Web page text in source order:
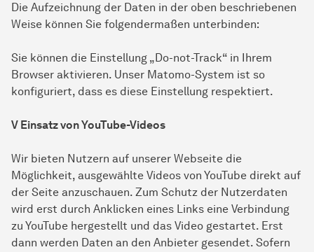
Die Aufzeichnung der Daten in der oben beschriebenen
Weise können Sie folgendermaßen unterbinden:
Sie können die Einstellung „Do-not-Track“ in Ihrem
Browser aktivieren. Unser Matomo-System ist so
konfiguriert, dass es diese Einstellung respektiert.
V Einsatz von YouTube-Videos
Wir bieten Nutzern auf unserer Webseite die
Möglichkeit, ausgewählte Videos von YouTube direkt auf
der Seite anzuschauen. Zum Schutz der Nutzerdaten
wird erst durch Anklicken eines Links eine Verbindung
zu YouTube hergestellt und das Video gestartet. Erst
dann werden Daten an den Anbieter gesendet. Sofern